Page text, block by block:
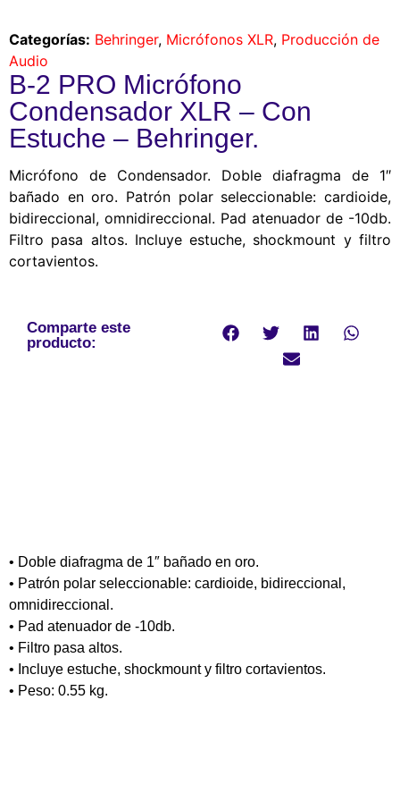
Categorías: Behringer, Micrófonos XLR, Producción de
Audio
B-2 PRO Micrófono
Condensador XLR – Con
Estuche – Behringer.
Micrófono de Condensador. Doble diafragma de 1″
bañado en oro. Patrón polar seleccionable: cardioide,
bidireccional, omnidireccional. Pad atenuador de -10db.
Filtro pasa altos. Incluye estuche, shockmount y filtro
cortavientos.
Comparte este
producto:
• Doble diafragma de 1″ bañado en oro.
• Patrón polar seleccionable: cardioide, bidireccional,
omnidireccional.
• Pad atenuador de -10db.
• Filtro pasa altos.
• Incluye estuche, shockmount y filtro cortavientos.
• Peso: 0.55 kg.